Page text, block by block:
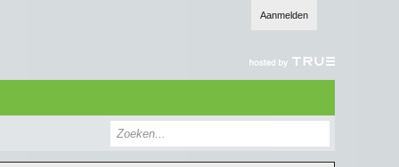
Aanmelden